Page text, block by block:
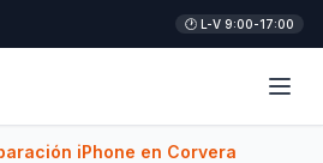
🕐 L-V 9:00-17:00
iPhone en Corvera